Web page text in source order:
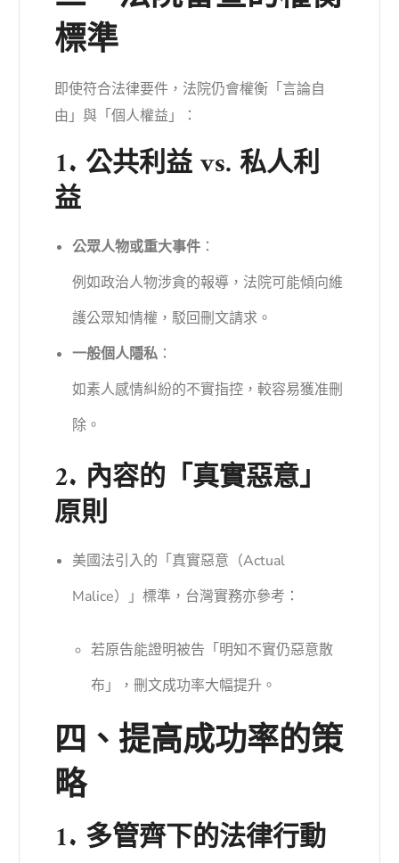
標準
即使符合法律要件，法院仍會權衡「言論自
由」與「個人權益」：
1. 公共利益 vs. 私人利
益
公眾人物或重大事件 ：
例如政治人物涉貪的報導，法院可能傾向維
護公眾知情權，駁回刪文請求。
一般個人隱私 ：
如素人感情糾紛的不實指控，較容易獲准刪
除。
2. 內容的「真實惡意」
原則
美國法引入的「真實惡意（Actual
Malice）」標準，台灣實務亦參考：
若原告能證明被告「明知不實仍惡意散
布」，刪文成功率大幅提升。
四、提高成功率的策
略
1. 多管齊下的法律行動